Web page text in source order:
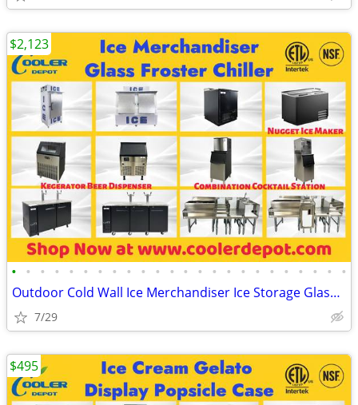
• • • • • • • • • • • • • • • • • • • • • • • •
Outdoor Cold Wall Ice Merchandiser Ice Storage Glass Froster Chiller (
7/29
$2,123
$495